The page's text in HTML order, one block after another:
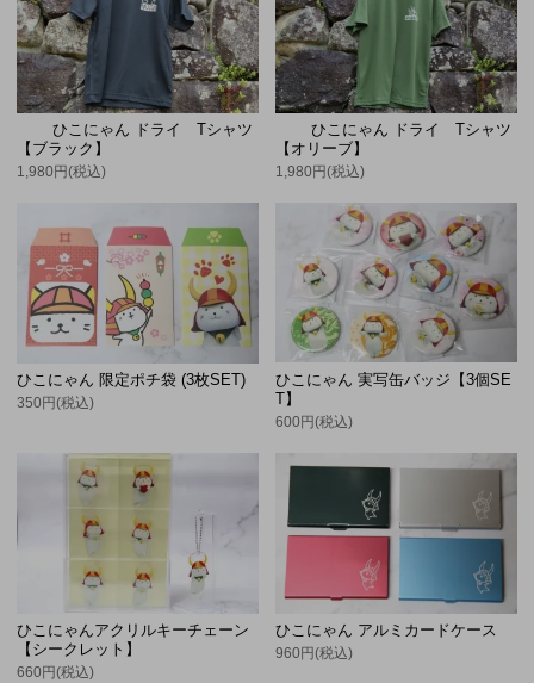
ひこにゃん ドライ Tシャツ
【ブラック】
1,980円(税込)
ひこにゃん ドライ Tシャツ
【オリーブ】
1,980円(税込)
ひこにゃん 限定ポチ袋 (3枚SET)
350円(税込)
ひこにゃん 実写缶バッジ【3個SE
T】
600円(税込)
ひこにゃんアクリルキーチェーン
【シークレット】
660円(税込)
ひこにゃん アルミカードケース
960円(税込)